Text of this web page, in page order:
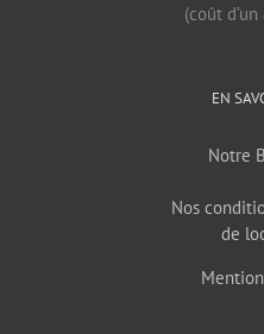
(coût
EN
Notre
Nos
de